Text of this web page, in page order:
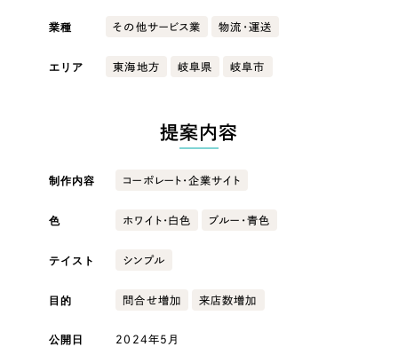
採用サイト制作
ECサイト制作
よくある質問
リープ・プロジェクト ／マーケティング代行
ライン領域のマーケティングまでまるっと代行
採用DX支援
リープ・リクルーティング
オプションサービス
お客様インタビュー
Outsourcing
リープ・プロジェクト
「採用強化」を目的とした採用業務代行
その他のサービス
その他
建設・建築
卸売・小売
業種 その他サービス業 物流・運送
エリア 東海地方 岐阜県 岐阜市
提案内容
制作内容 コーポレート・企業サイト
色 ホワイト・白色 ブルー・青色
テイスト シンプル
目的 問合せ増加 来店数増加
公開日 2024年5月